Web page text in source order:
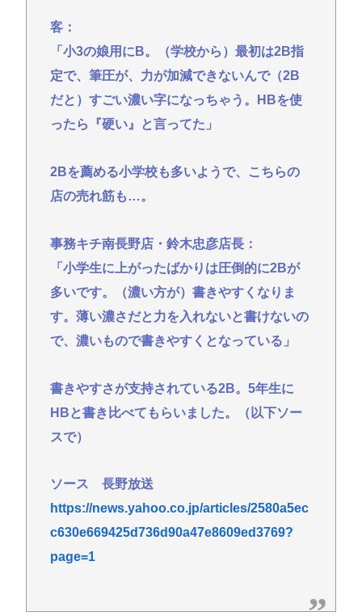
客：
「小3の娘用にB。（学校から）最初は2B指
定で、筆圧が、力が加減できないんで（2B
だと）すごい濃い字になっちゃう。HBを使
ったら『硬い』と言ってた」
2Bを薦める小学校も多いようで、こちらの
店の売れ筋も…。
事務キチ南長野店・鈴木忠彦店長：
「小学生に上がったばかりは圧倒的に2Bが
多いです。（濃い方が）書きやすくなりま
す。薄い濃さだと力を入れないと書けないの
で、濃いもので書きやすくとなっている」
書きやすさが支持されている2B。5年生に
HBと書き比べてもらいました。（以下ソー
スで）
ソース 長野放送
https://news.yahoo.co.jp/articles/2580a5ec
c630e669425d736d90a47e8609ed3769?
page=1